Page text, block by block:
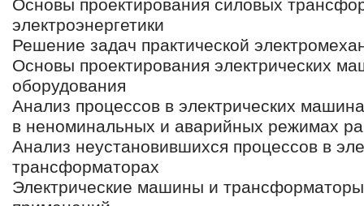
Основы проектирования силовых
электроэнергетики
Решение задач практической
Основы проектирования электрических
оборудования
Анализ процессов в электрических
в неноминальных и аварийных режимах
Анализ неустановившихся процессов в
трансформаторах
Электрические машины и